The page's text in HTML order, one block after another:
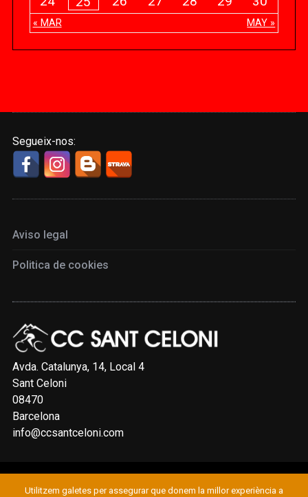
« MAR MAY »
Segueix-nos:
Aviso legal
Politica de cookies
Avda. Catalunya, 14, Local 4
Sant Celoni
08470
Barcelona
info@ccsantceloni.com
© 2019 CLUB CICLISTA SANT CELONI
Utilitzem galetes per assegurar que donem la millor experiència a